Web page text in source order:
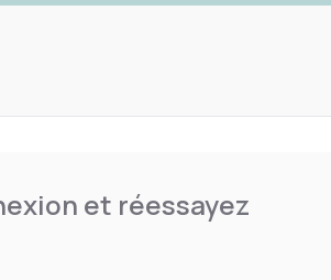
et réessayez